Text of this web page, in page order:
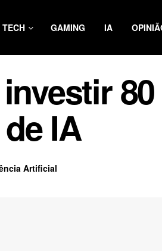
TECH GAMING IA
IA
Artificial